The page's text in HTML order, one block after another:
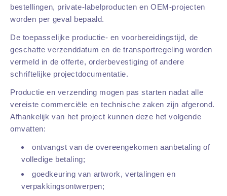
bestellingen, private-labelproducten en OEM-projecten
worden per geval bepaald.
De toepasselijke productie- en voorbereidingstijd, de
geschatte verzenddatum en de transportregeling worden
vermeld in de offerte, orderbevestiging of andere
schriftelijke projectdocumentatie.
Productie en verzending mogen pas starten nadat alle
vereiste commerciële en technische zaken zijn afgerond.
Afhankelijk van het project kunnen deze het volgende
omvatten:
ontvangst van de overeengekomen aanbetaling of
volledige betaling;
goedkeuring van artwork, vertalingen en
verpakkingsontwerpen;